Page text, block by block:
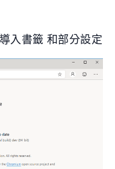
入書籤 和部分設定